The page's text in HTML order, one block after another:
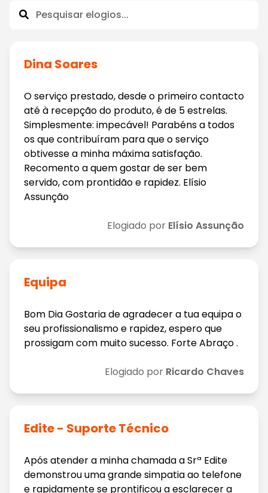
Dina Soares
O serviço prestado, desde o primeiro contacto
até à recepção do produto, é de 5 estrelas.
Simplesmente: impecável! Parabéns a todos
os que contribuíram para que o serviço
obtivesse a minha máxima satisfação.
Recomento a quem gostar de ser bem
servido, com prontidão e rapidez. Elísio
Assunção
Elogiado por Elísio Assunção
Equipa
Bom Dia Gostaria de agradecer a tua equipa o
seu profissionalismo e rapidez, espero que
prossigam com muito sucesso. Forte Abraço .
Elogiado por Ricardo Chaves
Edite - Suporte Técnico
Após atender a minha chamada a Srª Edite
demonstrou uma grande simpatia ao telefone
e rapidamente se prontificou a esclarecer a